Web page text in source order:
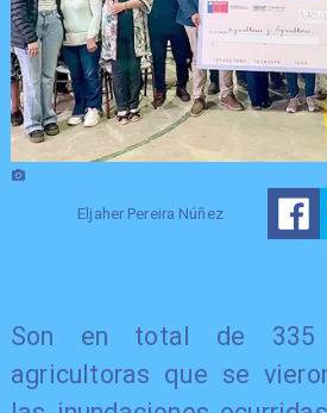
Eljaher Pereira Núñez
Son en total de 335
agricultoras que se